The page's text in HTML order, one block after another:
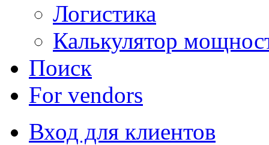
Логистика
Калькулятор
Поиск
For vendors
Вход для клиентов